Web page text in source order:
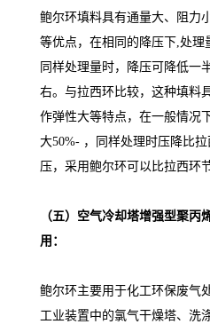
鲍尔环填料具有通量大、阻力
等优点，在相同的降压下,处理
同样处理量时，降压可降低一
右。与拉西环比较，这种填料
作弹性大等特点，在一般情况
大50%- ，同样处理时压降比
压，采用鲍尔环可以比拉西环
（五） 空气冷却塔增强型聚丙
用：
鲍尔环主要用于化工环保废气
工业装置中的氯气干燥塔、洗